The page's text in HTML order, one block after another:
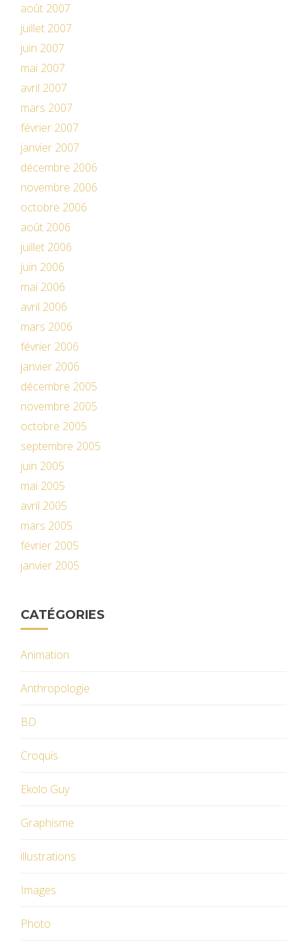
août 2007
juillet 2007
juin 2007
mai 2007
avril 2007
mars 2007
février 2007
janvier 2007
décembre 2006
novembre 2006
octobre 2006
août 2006
juillet 2006
juin 2006
mai 2006
avril 2006
mars 2006
février 2006
janvier 2006
décembre 2005
novembre 2005
octobre 2005
septembre 2005
juin 2005
mai 2005
avril 2005
mars 2005
février 2005
janvier 2005
CATÉGORIES
Animation
Anthropologie
BD
Croquis
Ekolo Guy
Graphisme
illustrations
Images
Photo